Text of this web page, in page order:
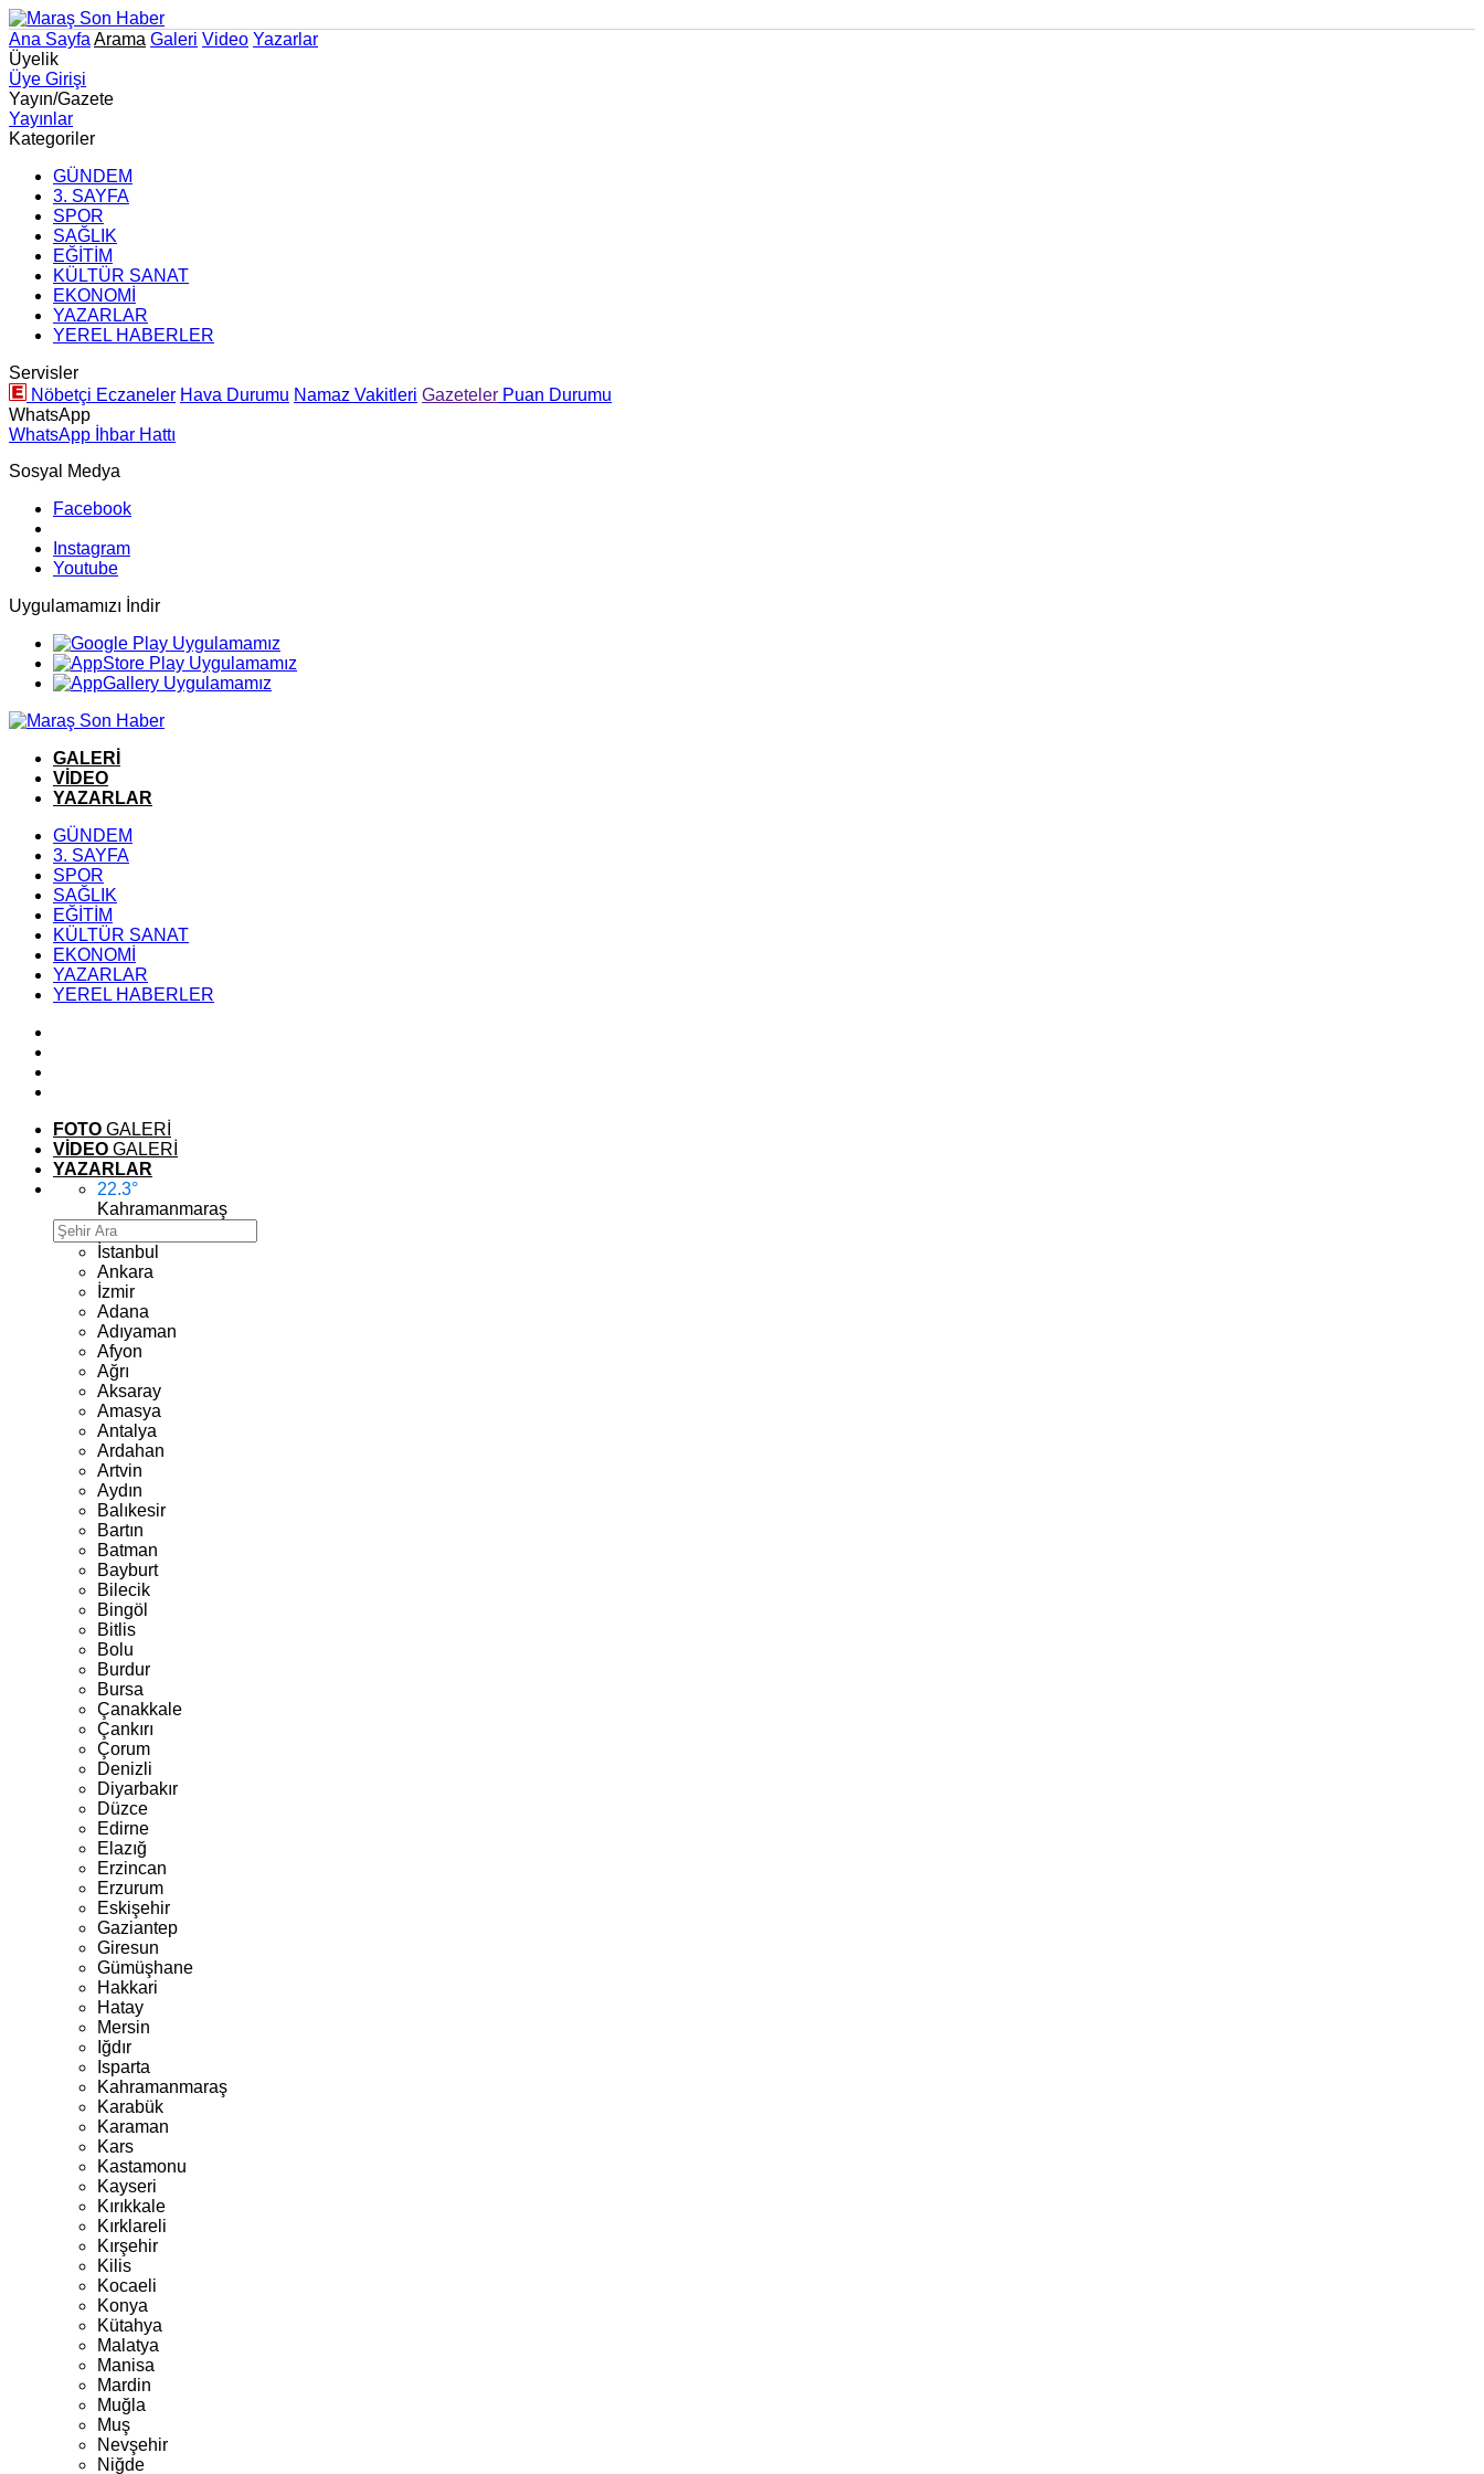
Ana Sayfa Arama Galeri Video Yazarlar
Üyelik
Üye Girişi
Yayın/Gazete
Yayınlar
Kategoriler
GÜNDEM
3. SAYFA
SPOR
SAĞLIK
EĞİTİM
KÜLTÜR SANAT
EKONOMİ
YAZARLAR
YEREL HABERLER
Servisler
Nöbetçi Eczaneler Hava Durumu Namaz Vakitleri Gazeteler Puan Durumu
WhatsApp
WhatsApp İhbar Hattı
Sosyal Medya
Facebook
Instagram
Youtube
Uygulamamızı İndir
GALERİ
VİDEO
YAZARLAR
GÜNDEM
3. SAYFA
SPOR
SAĞLIK
EĞİTİM
KÜLTÜR SANAT
EKONOMİ
YAZARLAR
YEREL HABERLER
FOTO GALERİ
VİDEO GALERİ
YAZARLAR
22.3°
Kahramanmaraş
İstanbul
Ankara
İzmir
Adana
Adıyaman
Afyon
Ağrı
Aksaray
Amasya
Antalya
Ardahan
Artvin
Aydın
Balıkesir
Bartın
Batman
Bayburt
Bilecik
Bingöl
Bitlis
Bolu
Burdur
Bursa
Çanakkale
Çankırı
Çorum
Denizli
Diyarbakır
Düzce
Edirne
Elazığ
Erzincan
Erzurum
Eskişehir
Gaziantep
Giresun
Gümüşhane
Hakkari
Hatay
Mersin
Iğdır
Isparta
Kahramanmaraş
Karabük
Karaman
Kars
Kastamonu
Kayseri
Kırıkkale
Kırklareli
Kırşehir
Kilis
Kocaeli
Konya
Kütahya
Malatya
Manisa
Mardin
Muğla
Muş
Nevşehir
Niğde